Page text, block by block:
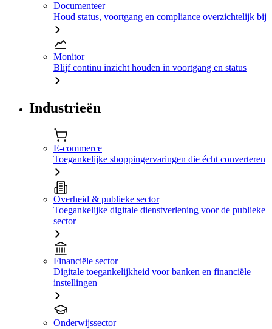
Documenteer
Houd status, voortgang en compliance overzichtelijk bij
Monitor
Blijf continu inzicht houden in voortgang en status
Industrieën
E-commerce
Toegankelijke shoppingervaringen die écht converteren
Overheid & publieke sector
Toegankelijke digitale dienstverlening voor de publieke
sector
Financiële sector
Digitale toegankelijkheid voor banken en financiële
instellingen
Onderwijssector